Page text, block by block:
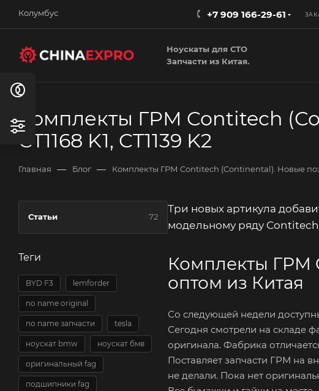
Колумбус +7 909 166-29-61
Ноускаты для СТО
Запчасти из Китая.
Комплекты ГРМ Contitech
CT1168 K1, CT1139 K2
Главная — Блог — Комплекты ГРМ Contitech (Continental). Новые
Три новых артикула
модельному ряду
Комплекты ГРМ
оптом из Китая
Со следующей недели
Сегодня смотрели на складе
оригинала. Фабрика
Поставляет запчасти ГРМ на
не делали. Пока нет
Статьи 72
Теги
BYD F3 lemforder
no name original
no name запчасти tesla
ноускат bmw ноускат бмв
оригинальный fag
подшипники fag